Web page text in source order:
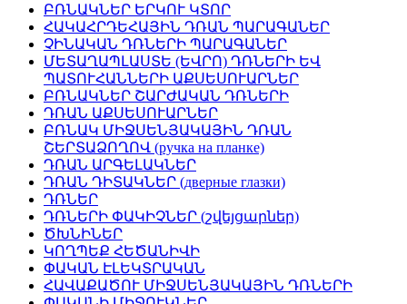
ԲՌՆԱԿՆԵՐ ԵՐԿՈՒ ԿՏՈՐ
ՀԱԿԱՀՐԴԵՀԱՅԻՆ ԴՌԱՆ ՊԱՐԱԳԱՆԵՐ
ՉԻՆԱԿԱՆ ԴՌՆԵՐԻ ՊԱՐԱԳԱՆԵՐ
ՄԵՏԱՂԱՊԼԱՍՏԵ (ԵՎՐՈ) ԴՌՆԵՐԻ ԵՎ
ՊԱՏՈՒՀԱՆՆԵՐԻ ԱՔՍԵՍՈՒԱՐՆԵՐ
ԲՌՆԱԿՆԵՐ ՇԱՐԺԱԿԱՆ ԴՌՆԵՐԻ
ԴՌԱՆ ԱՔՍԵՍՈՒԱՐՆԵՐ
ԲՌՆԱԿ ՄԻՋՍԵՆՅԱԿԱՅԻՆ ԴՌԱՆ
ՇԵՐՏԱՁՈՂՈՎ (ручка на планке)
ԴՌԱՆ ԱՐԳԵԼԱԿՆԵՐ
ԴՌԱՆ ԴԻՏԱԿՆԵՐ (дверные глазки)
ԴՌՆԵՐ
ԴՌՆԵՐԻ ՓԱԿԻՉՆԵՐ (շվեյցարներ)
ԾԽՆԻՆԵՐ
ԿՈՂՊԵՔ ՀԵԾԱՆԻՎԻ
ՓԱԿԱՆ ԷԼԵԿՏՐԱԿԱՆ
ՀԱՎԱՔԱԾՈՒ ՄԻՋՍԵՆՅԱԿԱՅԻՆ ԴՌՆԵՐԻ